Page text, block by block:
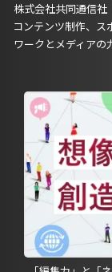
株式会社共同通信社
コンテンツ制作、ス
ワークとメディアの